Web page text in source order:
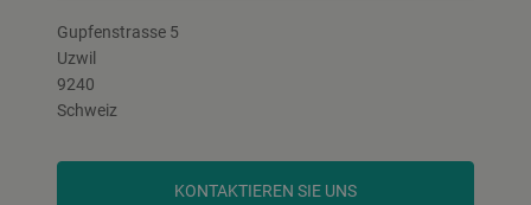
Gupfenstrasse 5
Uzwil
9240
Schweiz
KONTAKTIEREN SIE UNS